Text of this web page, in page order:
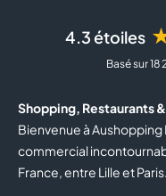
4.3 étoiles
Basé sur 18
Shopping, Restaurants
Bienvenue à
commercial
France, entre Lille et Paris.